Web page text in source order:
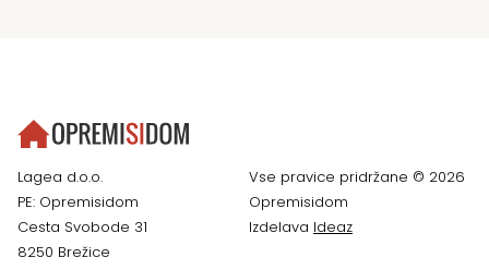
Lagea d.o.o.
PE: Opremisidom
Cesta Svobode 31
8250 Brežice
Vse pravice pridržane © 2026
Opremisidom
Izdelava Ideaz